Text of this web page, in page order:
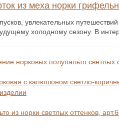
из меха норки
увлекательных
холодному сезону. В
норковых полупальто светлых
с капюшоном светло-
из норки светлых оттенков,